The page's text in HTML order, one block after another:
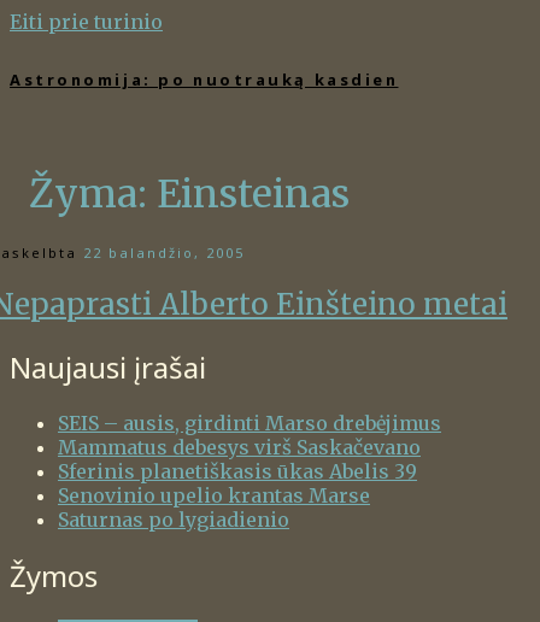
Eiti prie turinio
Astronomija: po nuotrauką kasdien
Žyma: Einsteinas
22 balandžio, 2005
Alberto Einšteino metai
Naujausi įrašai
SEIS – ausis, girdinti Marso drebėjimus
Mammatus debesys virš Saskačevano
Sferinis planetiškasis ūkas Abelis 39
Senovinio upelio krantas Marse
Saturnas po lygiadienio
Žymos